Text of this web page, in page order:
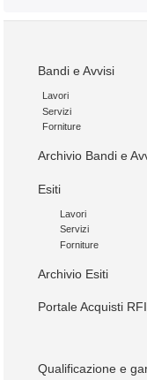
Bandi e Avvisi
Lavori
Servizi
Forniture
Archivio Bandi e
Esiti
Lavori
Servizi
Forniture
Archivio Esiti
Portale Acquisti RFI
Qualificazione e